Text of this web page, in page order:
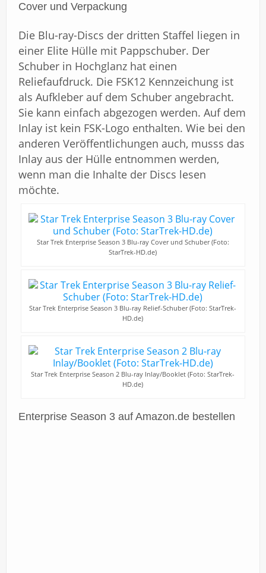
Cover und Verpackung
Die Blu-ray-Discs der dritten Staffel liegen in
einer Elite Hülle mit Pappschuber. Der
Schuber in Hochglanz hat einen
Reliefaufdruck. Die FSK12 Kennzeichung ist
als Aufkleber auf dem Schuber angebracht.
Sie kann einfach abgezogen werden. Auf dem
Inlay ist kein FSK-Logo enthalten. Wie bei den
anderen Veröffentlichungen auch, musss das
Inlay aus der Hülle entnommen werden,
wenn man die Inhalte der Discs lesen
möchte.
Star Trek Enterprise Season 3 Blu-ray Cover und Schuber (Foto:
StarTrek-HD.de)
Star Trek Enterprise Season 3 Blu-ray Relief-Schuber (Foto: StarTrek-
HD.de)
Star Trek Enterprise Season 2 Blu-ray Inlay/Booklet (Foto: StarTrek-
HD.de)
Enterprise Season 3 auf Amazon.de bestellen